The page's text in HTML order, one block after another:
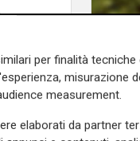
06/
per finalità
misurazione
measurement.
elaborati da partner